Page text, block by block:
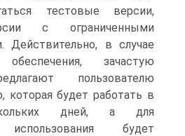
тестовые версии,
с ограниченными
Действительно, в случае
обеспечения, зачастую
пользователю
которая будет работать в
дней, а для
использования будет